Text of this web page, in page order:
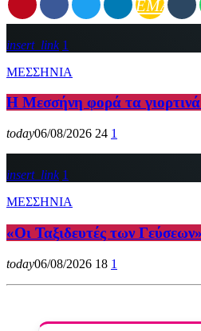
EMAIL
insert_link 1
ΜΕΣΣΗΝΙΑ
Η Μεσσήνη φορά τα
today06/08/2026 24 1
insert_link 1
ΜΕΣΣΗΝΙΑ
«Οι Ταξιδευτές των
today06/08/2026 18 1